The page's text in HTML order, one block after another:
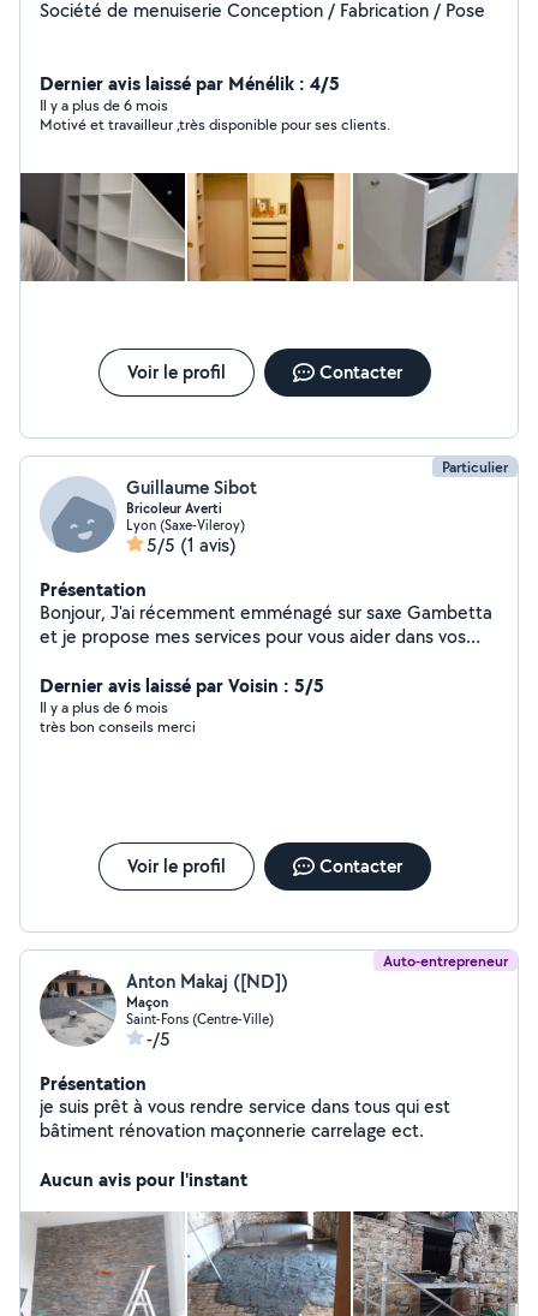
Société de menuiserie Conception / Fabrication / Pose
Dernier avis laissé par Ménélik : 4/5
Il y a plus de 6 mois
Motivé et travailleur ,très disponible pour ses clients.
Voir le profil Contacter
Particulier
Guillaume Sibot
Bricoleur Averti
Lyon (Saxe-Vileroy)
5/5 (1 avis)
Présentation
Bonjour, J'ai récemment emménagé sur saxe Gambetta
et je propose mes services pour vous aider dans vos
électromécanique, j'ai des connaissances avancé dans
l'informatique. N'hésitez pas à me demander, je vous
aiderais si possible.
Dernier avis laissé par Voisin : 5/5
Il y a plus de 6 mois
très bon conseils merci
Voir le profil Contacter
Auto-entrepreneur
Anton Makaj ([ND])
Maçon
Saint-Fons (Centre-Ville)
-/5
Présentation
je suis prêt à vous rendre service dans tous qui est
bâtiment rénovation maçonnerie carrelage ect.
Aucun avis pour l'instant